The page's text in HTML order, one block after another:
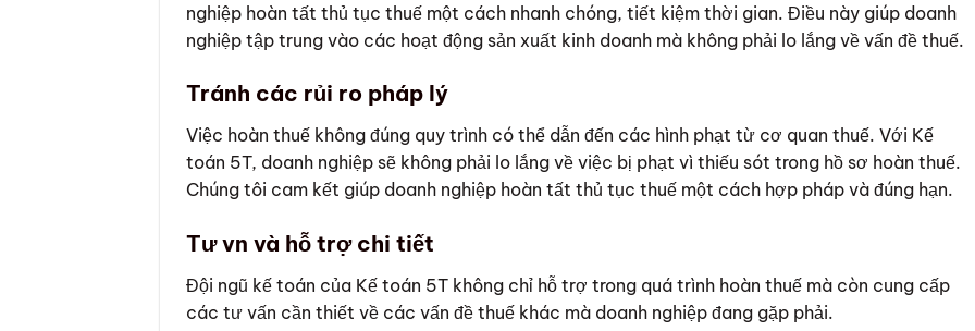
nghiệp hoàn tất thủ tục thuế một cách nhanh chóng, tiết kiệm thời gian. Điều này giúp doanh
nghiệp tập trung vào các hoạt động sản xuất kinh doanh mà không phải lo lắng về vấn đề thuế.
Tránh các rủi ro pháp lý
Việc hoàn thuế không đúng quy trình có thể dẫn đến các hình phạt từ cơ quan thuế. Với Kế
toán 5T, doanh nghiệp sẽ không phải lo lắng về việc bị phạt vì thiếu sót trong hồ sơ hoàn thuế.
Chúng tôi cam kết giúp doanh nghiệp hoàn tất thủ tục thuế một cách hợp pháp và đúng hạn.
Tư vn và hỗ trợ chi tiết
Đội ngũ kế toán của Kế toán 5T không chỉ hỗ trợ trong quá trình hoàn thuế mà còn cung cấp
các tư vấn cần thiết về các vấn đề thuế khác mà doanh nghiệp đang gặp phải.